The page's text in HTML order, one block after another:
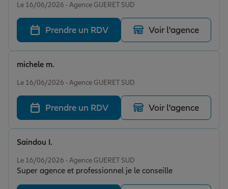
Le 16/06/2026 - Agence GUERET SUD
Prendre un RDV Voir l'agence
Le 16/06/2026 - Agence GUERET SUD
michele m.
Prendre un RDV Voir l'agence
Le 16/06/2026 - Agence GUERET SUD
Super agence et professionnel je le conseille
Saindou I.